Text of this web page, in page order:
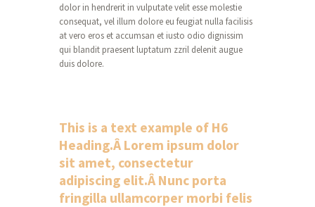
dolor in hendrerit in vulputate velit esse molestie
consequat, vel illum dolore eu feugiat nulla facilisis
at vero eros et accumsan et iusto odio dignissim
qui blandit praesent luptatum zzril delenit augue
duis dolore.
This is a text example of H6
Heading.Â Lorem ipsum dolor
sit amet, consectetur
adipiscing elit.Â Nunc porta
fringilla ullamcorper morbi felis